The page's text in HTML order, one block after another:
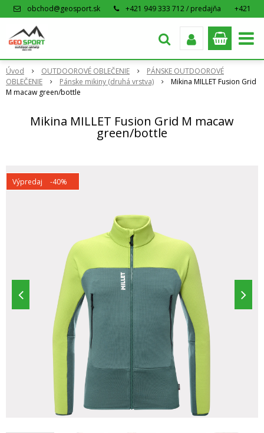
obchod@geosport.sk +421 949 333 712 / predajňa
+421
Úvod OUTDOOROVÉ OBLEČENIE
PÁNSKE OUTDOOROVÉ
OBLEČENIE
Pánske mikiny (druhá vrstva)
Mikina MILLET Fusion Grid
M macaw green/bottle
Mikina MILLET Fusion Grid M macaw
green/bottle
Výpredaj -40%